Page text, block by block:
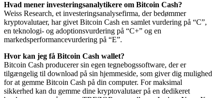
Hvad mener investeringsanalytikere om Bitcoin Cash?
Weiss Research, et investeringsanalysefirma, der bedømmer
kryptovalutaer, har givet Bitcoin Cash en samlet vurdering på “C”,
en teknologi- og adoptionsvurdering på “C+” og en
markedsperformancevurdering på “E”.
Hvor kan jeg få Bitcoin Cash wallet?
Bitcoin Cash producerer sin egen tegnebogssoftware, der er
tilgængelig til download på sin hjemmeside, som giver dig mulighed
for at gemme Bitcoin Cash på din computer. For maksimal
sikkerhed kan du gemme dine kryptovalutaer på en dedikeret